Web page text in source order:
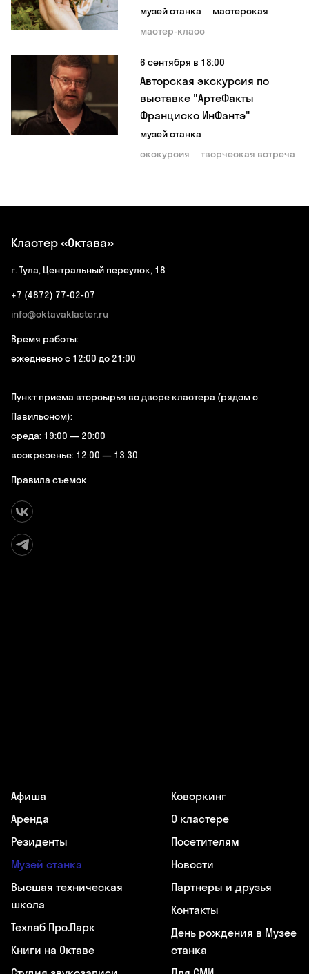
музей станка
мастерская
мастер-класс
6 сентября в 18:00
Авторская экскурсия по
выставке "АртеФакты
Франциско ИнФантэ"
музей станка
экскурсия
творческая встреча
Кластер «Октава»
г. Тула, Центральный переулок, 18
+7 (4872) 77-02-07
info@oktavaklaster.ru
Время работы:
ежедневно с 12:00 до 21:00
Пункт приема вторсырья во дворе кластера (рядом с
Павильоном):
среда: 19:00 — 20:00
воскресенье: 12:00 — 13:30
Правила съемок
Афиша
Аренда
Резиденты
Музей станка
Высшая техническая
школа
Техлаб Про.Парк
Книги на Октаве
Коворкинг
О кластере
Посетителям
Новости
Партнеры и друзья
Контакты
День рождения в Музее
станка